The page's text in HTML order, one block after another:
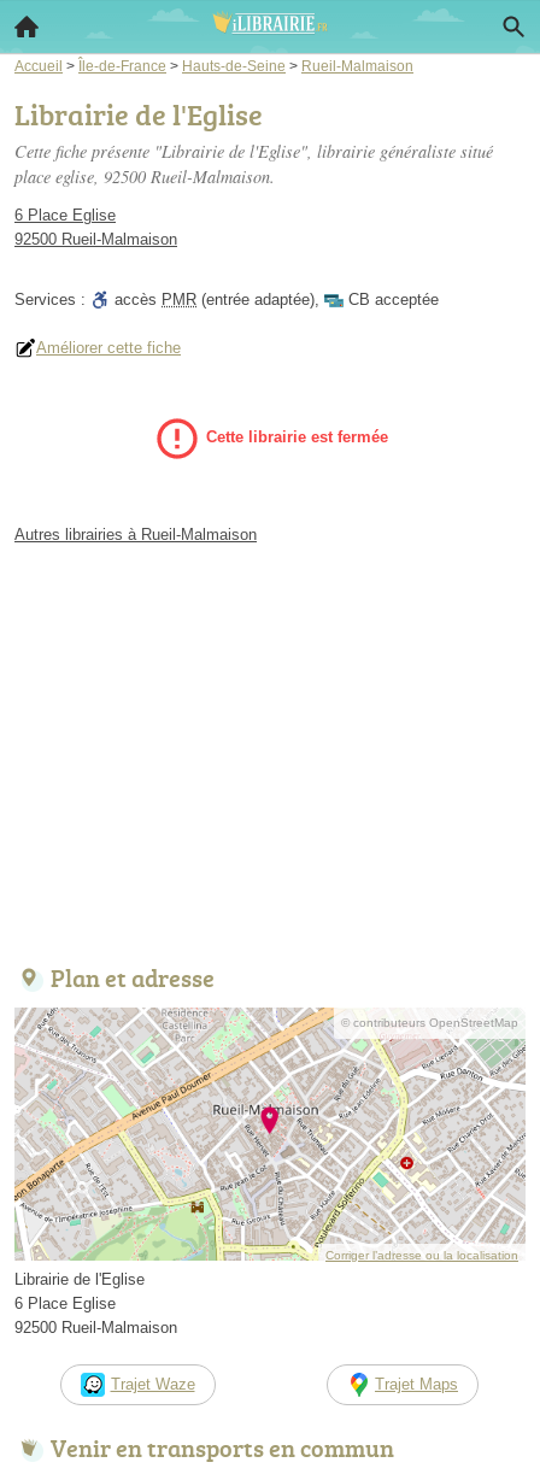
Accueil > Île-de-France > Hauts-de-Seine > Rueil-Malmaison
Librairie de l'Eglise
Cette fiche présente "Librairie de l'Eglise", librairie généraliste situé
place eglise, 92500 Rueil-Malmaison.
6 Place Eglise
92500 Rueil-Malmaison
Services : accès PMR (entrée adaptée), CB acceptée
Améliorer cette fiche
Cette librairie est fermée
Autres librairies à Rueil-Malmaison
Plan et adresse
© contributeurs OpenStreetMap
Corriger l’adresse ou la localisation
Librairie de l'Eglise
6 Place Eglise
92500 Rueil-Malmaison
Trajet Waze Trajet Maps
Venir en transports en commun